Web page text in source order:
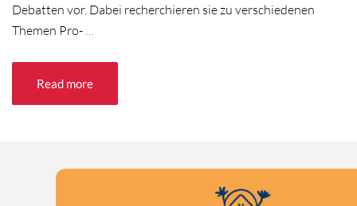
Debatten vor. Dabei recherchieren sie zu verschiedenen
Themen Pro-
Read more